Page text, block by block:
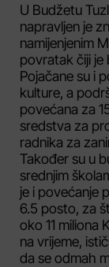
U Budžetu
napravljen je
namijenjenim
povratak čiji je
Pojačane su i
kulture, a
povećana za
sredstva za
radnika za
Također su u
srednjim
je i povećanje
6.5 posto, za
oko 11 miliona
na vrijeme,
da se odmah